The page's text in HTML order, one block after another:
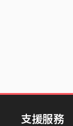
支援服務